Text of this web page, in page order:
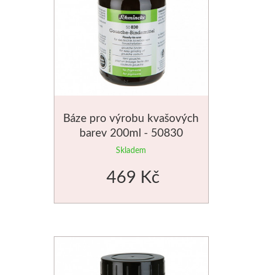
Štětce
Rosa
Akvarel
Média
Olejové pastely
Báze pro výrobu kvašových
barev 200ml - 50830
Skladem
469 Kč